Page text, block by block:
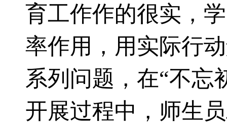
育工作作的很实，
率作用，用实际行
系列问题，在“不忘
开展过程中，师生